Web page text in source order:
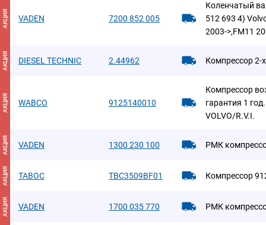
АКЦИЯ VADEN 7200 852 005
Коленчатый
512 693 4)
2003->,FM11
АКЦИЯ DIESEL TECHNIC 2.44962 Компрессор 2-
АКЦИЯ WABCO 9125140010
Компрессор
гарантия 1
VOLVO/R.V.I.
АКЦИЯ VADEN 1300 230 100 РМК
АКЦИЯ TABOC TBC3509BF01 Компрессор
АКЦИЯ VADEN 1700 035 770 РМК